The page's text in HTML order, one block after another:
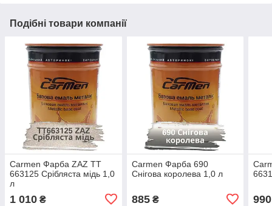
Подібні товари компанії
Carmen Фарба ZAZ TT
663125 Срібляста мідь 1,0
л
1 010 ₴
Carmen Фарба 690
Снігова королева 1,0 л
885₴ 990